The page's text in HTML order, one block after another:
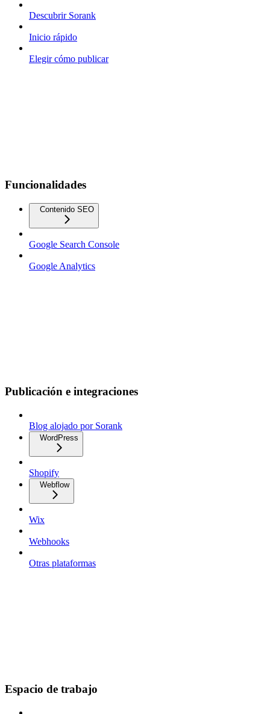
Descubrir Sorank
Inicio rápido
Elegir cómo publicar
Funcionalidades
Contenido SEO
Google Search Console
Google Analytics
Publicación e integraciones
Blog alojado por Sorank
WordPress
Shopify
Webflow
Wix
Webhooks
Otras plataformas
Espacio de trabajo